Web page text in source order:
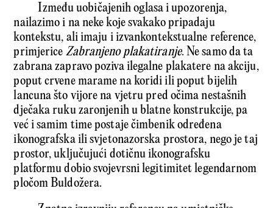
Između uobičajenih oglasa i upozorenja,
nailazimo i na neke koje svakako pripadaju
kontekstu, ali imaju i izvankontekstualne reference,
primjerice Zabranjeno plakatiranje. Ne samo da ta
zabrana zapravo poziva ilegalne plakatere na akciju,
poput crvene marame na koridi ili poput bijelih
lancuna što vijore na vjetru pred očima nestašnih
dječaka ruku zaronjenih u blatne konstrukcije, pa
već i samim time postaje čimbenik određena
ikonografska ili svjetonazorska prostora, nego je taj
prostor, uključujući dotičnu ikonografsku
platformu dobio svojevrsni legitimitet legendarnom
pločom Buldožera.